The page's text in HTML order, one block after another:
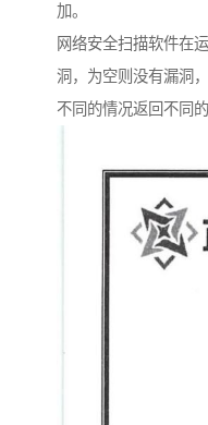
加。
网络安全扫描软件在
洞，为空则没有漏洞
不同的情况返回不同的